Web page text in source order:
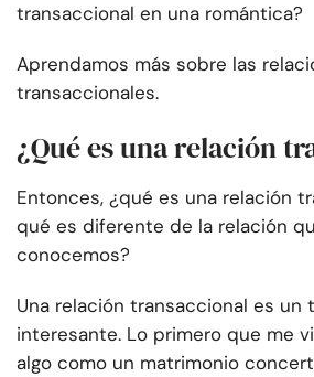
transaccional en una romántica?
Aprendamos más sobre las
transaccionales.
¿Qué es una relación
Entonces, ¿qué es una relación
qué es diferente de la relación
conocemos?
Una relación transaccional es un
interesante. Lo primero que me
algo como un matrimonio